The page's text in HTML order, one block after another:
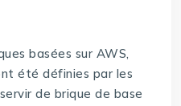
basées sur AWS,
été définies par les
de brique de base